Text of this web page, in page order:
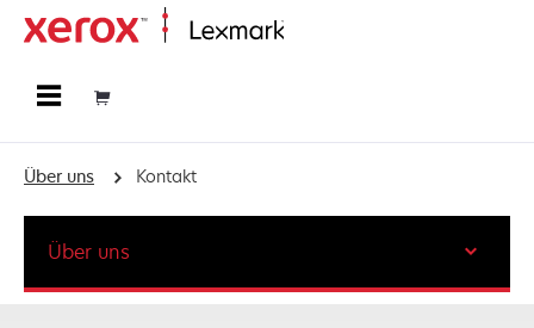
Über uns Kontakt
Über uns